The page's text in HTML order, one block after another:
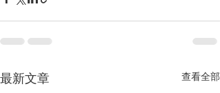
最新文章 查看全部